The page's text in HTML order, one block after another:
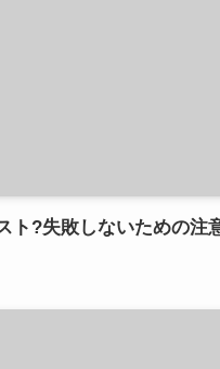
ト?失敗しないための注